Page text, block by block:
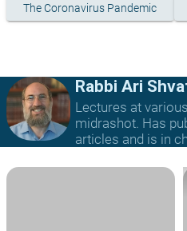
The Coronavirus Pandemic
Rabbi Ari
Lectures at
midrashot. Has
articles and is in